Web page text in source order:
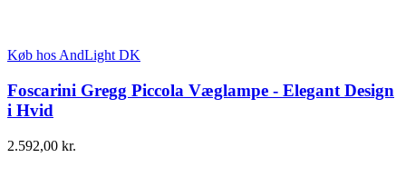
Køb hos AndLight DK
Foscarini Gregg Piccola Væglampe - Elegant Design
i Hvid
2.592,00 kr.